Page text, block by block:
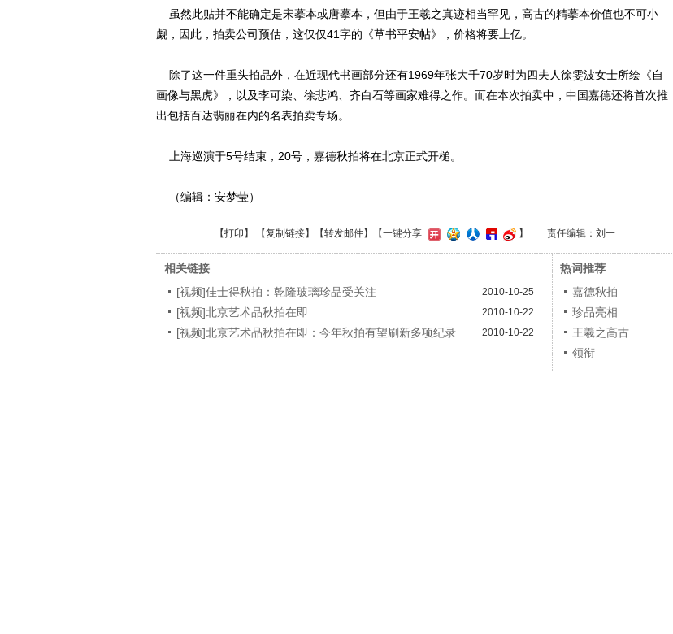
虽然此贴并不能确定是宋摹本或唐摹本，但由于王羲之真迹相当罕见，高古的精摹本价值也不可小
觑，因此，拍卖公司预估，这仅仅41字的《草书平安帖》，价格将要上亿。
除了这一件重头拍品外，在近现代书画部分还有1969年张大千70岁时为四夫人徐雯波女士所绘《自
画像与黑虎》，以及李可染、徐悲鸿、齐白石等画家难得之作。而在本次拍卖中，中国嘉德还将首次推
出包括百达翡丽在内的名表拍卖专场。
上海巡演于5号结束，20号，嘉德秋拍将在北京正式开槌。
（编辑：安梦莹）
【打印 】 【复制链接】【转发邮件】 【一键分享 】 责任编辑：刘一
相关链接
[视频]佳士得秋拍：乾隆玻璃珍品受关注
2010-10-25
[视频]北京艺术品秋拍在即 2010-10-22
[视频]北京艺术品秋拍在即：今年秋拍有望刷新多项纪录 2010-10-22
热词推荐
嘉德秋拍
珍品亮相
王羲之高古
领衔